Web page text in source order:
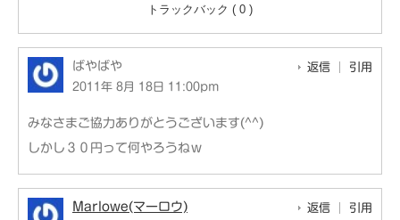
トラックバック ( 0 )
ばやばや
2011年 8月 18日 11:00pm
返信 引用
みなさまご協力ありがとうございます(^^)
しかし３０円って何やろうねｗ
Marlowe(マーロウ) 返信 引用